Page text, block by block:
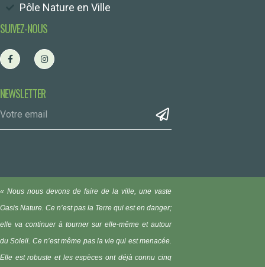
Pôle Nature en Ville
SUIVEZ-NOUS
NEWSLETTER
« Nous nous devons de faire de la ville, une vaste
Oasis Nature. Ce n’est pas la Terre qui est en danger;
elle va continuer à tourner sur elle-même et autour
du Soleil. Ce n’est même pas la vie qui est menacée.
Elle est robuste et les espèces ont déjà connu cinq